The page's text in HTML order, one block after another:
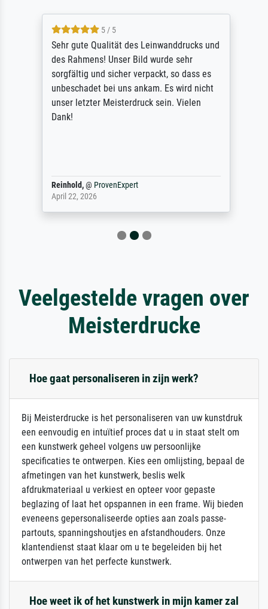
5 / 5
Sehr gute Qualität des Leinwanddrucks und
des Rahmens! Unser Bild wurde sehr
sorgfältig und sicher verpackt, so dass es
unbeschadet bei uns ankam. Es wird nicht
unser letzter Meisterdruck sein. Vielen
Dank!
Reinhold,@ ProvenExpert
April 22, 2026
Veelgestelde vragen over
Meisterdrucke
Hoe gaat personaliseren in zijn werk?
Bij Meisterdrucke is het personaliseren van uw kunstdruk
een eenvoudig en intuïtief proces dat u in staat stelt om
een kunstwerk geheel volgens uw persoonlijke
specificaties te ontwerpen. Kies een omlijsting, bepaal de
afmetingen van het kunstwerk, beslis welk
afdrukmateriaal u verkiest en opteer voor gepaste
beglazing of laat het opspannen in een frame. Wij bieden
eveneens gepersonaliseerde opties aan zoals passe-
partouts, spanningshoutjes en afstandhouders. Onze
klantendienst staat klaar om u te begeleiden bij het
ontwerpen van het perfecte kunstwerk.
Hoe weet ik of het kunstwerk in mijn kamer zal